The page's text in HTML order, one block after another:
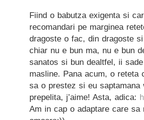
Fiind o babutza exigenta si
recomandari pe marginea
dragoste o fac, din dragoste
chiar nu e bun ma, nu e bun
sanatos si bun dealtfel, ii
masline. Pana acum, o reteta
sa o prestez si eu
prepelita, j’aime! Asta, adica:
Am in cap o adaptare care